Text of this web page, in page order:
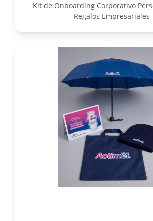
Kit de Onboarding Corporativo
Regalos Empresariales